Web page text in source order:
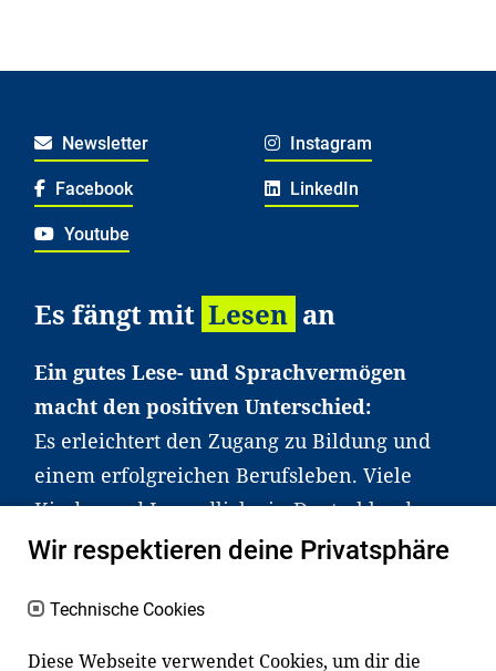
Newsletter Instagram
Facebook LinkedIn
Youtube
Es fängt mit Lesen an
Ein gutes Lese- und Sprachvermögen
macht den positiven Unterschied:
Es erleichtert den Zugang zu Bildung und
einem erfolgreichen Berufsleben. Viele
Kinder und Jugendliche in Deutschland
haben aber große Schwierigkeiten dabei.
an Familien sowie an Erzieher*innen,
Lehrer*innen und andere
Wir respektieren deine Privatsphäre
Technische Cookies
Diese Webseite verwendet Cookies, um dir die